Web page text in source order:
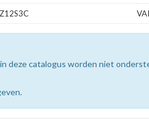
deze catalogus worden niet